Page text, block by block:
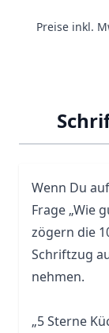
Preise inkl.
Wenn Du
Frage „Wie
zögern die
Schriftzug
nehmen.
„5 Sterne